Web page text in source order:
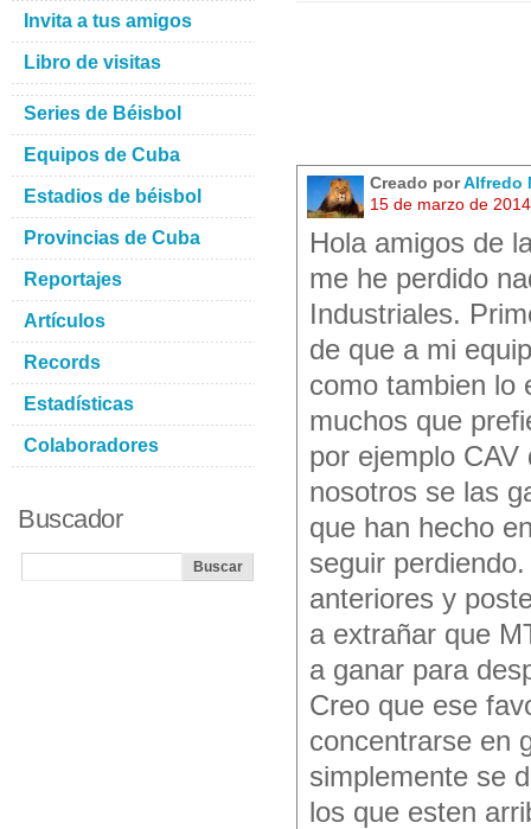
Creado porAlfredo
15 de marzo de
Hola amigos de
me he perdido
Industriales.
de que a mi
como tambien lo
muchos que
por ejemplo
nosotros se las
que han hecho
seguir
anteriores y
a extrañar que
a ganar para
Creo que ese
concentrarse en
simplemente se
los que esten
Invita a tus amigos
Libro de visitas
Series de Béisbol
Equipos de Cuba
Estadios de béisbol
Provincias de Cuba
Reportajes
Artículos
Records
Estadísticas
Colaboradores
Buscador